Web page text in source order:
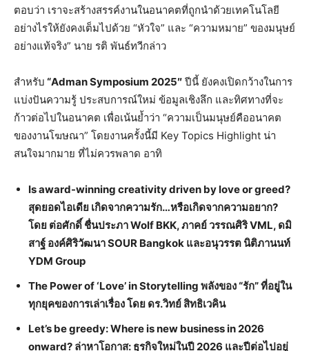
ตอบว่า เราจะสร้างสรรค์งานในอนาคตที่ถูกนำด้วยเทคโนโลยี
อย่างไรให้ยังคงเต็มไปด้วย “หัวใจ” และ “ความหมาย” ของมนุษย์
อย่างแท้จริง” นาย รติ พันธ์ทวีกล่าว
สำหรับ “Adman Symposium 2025″ ปีนี้ ยังคงเปิดกว้างในการ
แบ่งปันความรู้ ประสบการณ์ใหม่ ข้อมูลเชิงลึก และทิศทางที่จะ
ก้าวต่อไปในอนาคต เพื่อเน้นย้ำว่า “ความเป็นมนุษย์คืออนาคต
ของงานโฆษณา” โดยงานครั้งนี้มี Key Topics Highlight น่า
สนใจมากมาย ที่ไม่ควรพลาด อาทิ
Is award-winning creativity driven by love or greed?
สุดยอดไอเดีย เกิดจากความรัก…หรือเกิดจากความอยาก?
โดย ต่อศักดิ์ ชื่นประภา Wolf BKK, ภาคย์ วรรณศิริ VML, ดมิ
สาฐ์ องค์ศิริวัฒนา SOUR Bangkok และอนุวรรต นิติภานนท์
YDM Group
The Power of ‘Love’ in Storytelling พลังของ “รัก” ที่อยู่ใน
ทุกยุคของการเล่าเรื่อง โดย ดร.วิทย์ สิทธิเวคิน
Let’s be greedy: Where is new business in 2026
onward? ล่าหาโอกาส: ธุรกิจใหม่ในปี 2026 และปีต่อไปอยู่